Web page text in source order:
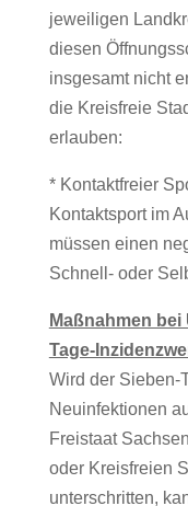
jeweiligen
diesen
insgesamt nicht
die Kreisfreie
erlauben:
* Kontaktfreier
Kontaktsport im
müssen einen
Schnell- oder
Maßnahmen
Tage-
Wird der Sieben-
Neuinfektionen
Freistaat
oder Kreisfreien
unterschritten,